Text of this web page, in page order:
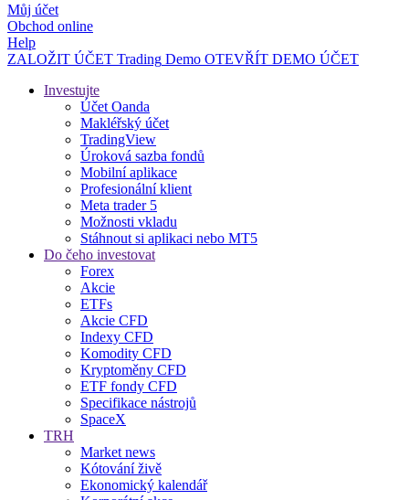
Můj účet
Obchod online
Help
ZALOŽIT ÚČET Trading Demo OTEVŘÍT DEMO ÚČET
Investujte
Účet Oanda
Makléřský účet
TradingView
Úroková sazba fondů
Mobilní aplikace
Profesionální klient
Meta trader 5
Možnosti vkladu
Stáhnout si aplikaci nebo MT5
Do čeho investovat
Forex
Akcie
ETFs
Akcie CFD
Indexy CFD
Komodity CFD
Kryptoměny CFD
ETF fondy CFD
Specifikace nástrojů
SpaceX
TRH
Market news
Kótování živě
Ekonomický kalendář